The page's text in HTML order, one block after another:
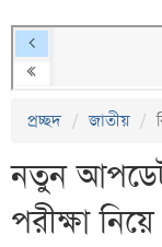
প্রচ্ছদ জাতীয়
নতুন
পরীক্ষা